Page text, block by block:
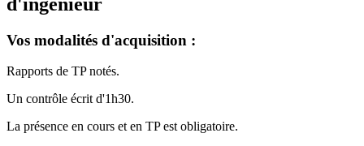
Vos modalités d'acquisition :
Rapports de TP notés.
Un contrôle écrit d'1h30.
La présence en cours et en TP est obligatoire.